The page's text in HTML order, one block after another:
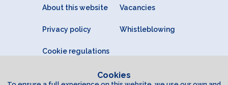
About this website Vacancies
Privacy policy Whistleblowing
Cookie regulations
Cookies